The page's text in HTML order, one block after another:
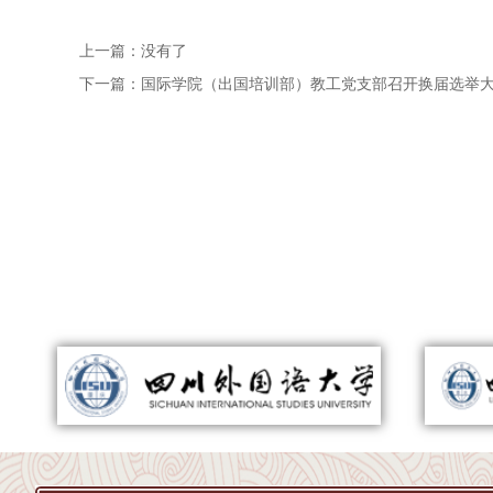
上一篇： 没有了
下一篇： 国际学院（出国培训部）教工党支部召开换届选举